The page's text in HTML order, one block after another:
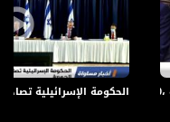
الحكومة الإسرائيلية تصادق